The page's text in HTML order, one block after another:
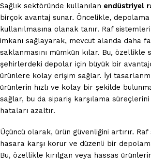
Sağlık sektöründe kullanılan endüstriyel
birçok avantaj sunar. Öncelikle, depolama
kullanılmasına olanak tanır. Raf
imkanı sağlayarak, mevcut alanda daha
saklanmasını mümkün kılar. Bu, özellikle
şehirlerdeki depolar için büyük bir
ürünlere kolay erişim sağlar. İyi
ürünlerin hızlı ve kolay bir şekilde
sağlar, bu da sipariş karşılama süreçlerini
hataları azaltır.
Üçüncü olarak, ürün güvenliğini artırır.
hasara karşı korur ve düzenli bir
Bu, özellikle kırılgan veya hassas